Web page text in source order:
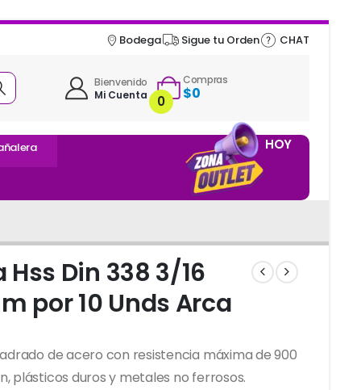
Bodega Sigue tu Orden CHAT
Bienvenido
Mi Cuenta
0
Compras
$0
HOY
Din 338 3/16
por 10 Unds Arca
de acero con resistencia máxima de 900
plásticos duros y metales no ferrosos.